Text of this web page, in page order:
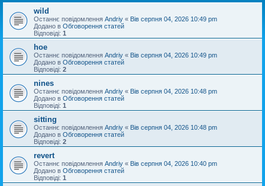
wild
Останнє повідомлення Andriy « Вів серпня 04, 2026 10:49 pm
Додано в Обговорення статей
Відповіді: 1
hoe
Останнє повідомлення Andriy « Вів серпня 04, 2026 10:49 pm
Додано в Обговорення статей
Відповіді: 2
nines
Останнє повідомлення Andriy « Вів серпня 04, 2026 10:48 pm
Додано в Обговорення статей
Відповіді: 1
sitting
Останнє повідомлення Andriy « Вів серпня 04, 2026 10:48 pm
Додано в Обговорення статей
Відповіді: 2
revert
Останнє повідомлення Andriy « Вів серпня 04, 2026 10:40 pm
Додано в Обговорення статей
Відповіді: 1